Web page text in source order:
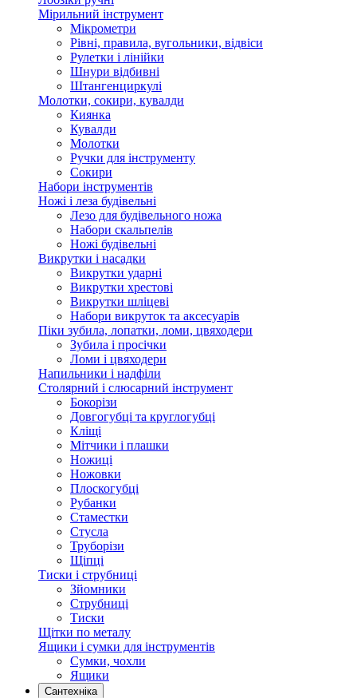
Мірильний інструмент
Мікрометри
Рівні, правила, вугольники, відвіси
Рулетки і лінійки
Шнури відбивні
Штангенциркулі
Молотки, сокири, кувалди
Киянка
Кувалди
Молотки
Ручки для інструменту
Сокири
Набори інструментів
Ножі і леза будівельні
Лезо для будівельного ножа
Набори скальпелів
Ножі будівельні
Викрутки і насадки
Викрутки ударні
Викрутки хрестові
Викрутки шліцеві
Набори викруток та аксесуарів
Піки зубила, лопатки, ломи, цвяходери
Зубила і просічки
Ломи і цвяходери
Напильники і надфіли
Столярний і слюсарний інструмент
Бокорізи
Довгогубці та круглогубці
Кліщі
Мітчики і плашки
Ножиці
Ножовки
Плоскогубці
Рубанки
Стаместки
Стусла
Труборізи
Щіпці
Тиски і струбниці
Зйомники
Струбниці
Тиски
Щітки по металу
Ящики і сумки для інструментів
Сумки, чохли
Ящики
Сантехніка